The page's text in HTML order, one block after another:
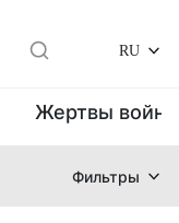
RU
Жертвы
Фильтры